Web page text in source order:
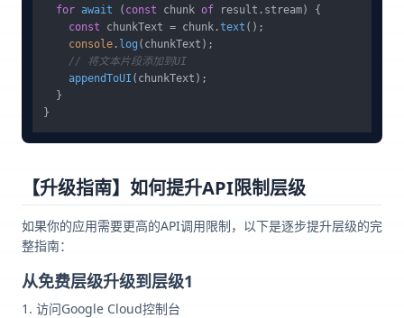
for await ( const chunk of result. stream) {
const chunkText = chunk.text ();
console . log (chunkText);
// 将文本片段添加到UI
appendToUI (chunkText);
  }
【升级指南】如何提升API限制层级
如果你的应用需要更高的API调用限制，以下是逐步提升层级的完
整指南：
从免费层级升级到层级1
访问Google Cloud控制台